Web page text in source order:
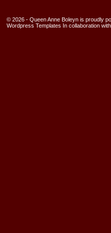
© 2026 - Queen Anne Boleyn is proudly
Wordpress Templates In collaboration